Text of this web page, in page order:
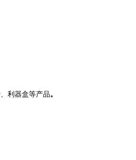
利器盒等产品。